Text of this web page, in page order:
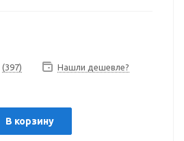
(397) Нашли дешевле?
В корзину